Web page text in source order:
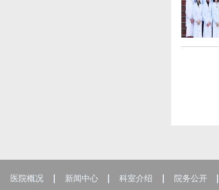
医院概况 新闻中心 科室介绍 院务公开